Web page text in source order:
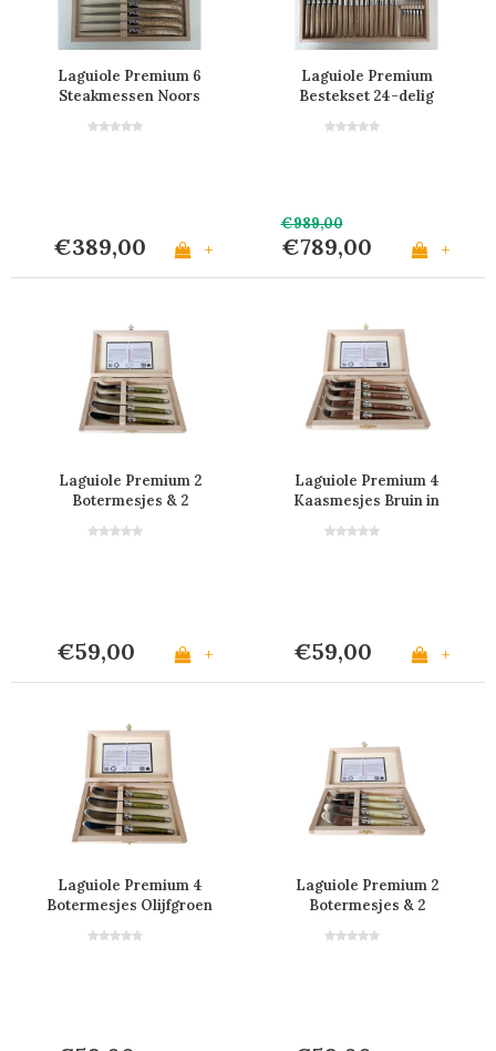
Laguiole Premium 6
Steakmessen Noors
€389,00 +
Laguiole Premium
Bestekset 24-delig
€989,00
€789,00 +
Laguiole Premium 2
Botermesjes & 2
€59,00 +
Laguiole Premium 4
Kaasmesjes Bruin in
€59,00 +
Laguiole Premium 4
Botermesjes Olijfgroen
Laguiole Premium 2
Botermesjes & 2
Hoorneffect